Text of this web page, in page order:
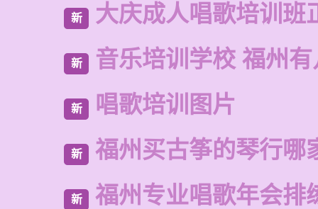
新 大庆成人唱歌培训班
新 音乐培训学校 福州
新 唱歌培训图片
新 福州买古筝的琴行哪
新 福州专业唱歌年会排